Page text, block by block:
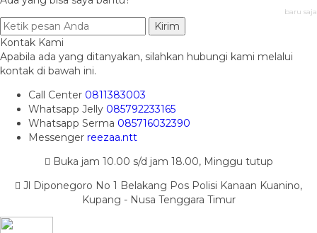
baru saja
Kirim
Kontak Kami
Apabila ada yang ditanyakan, silahkan hubungi kami melalui
kontak di bawah ini.
Call Center 0811383003
Whatsapp Jelly 085792233165
Whatsapp Serma 085716032390
Messenger reezaa.ntt
Buka jam 10.00 s/d jam 18.00, Minggu tutup
Jl Diponegoro No 1 Belakang Pos Polisi Kanaan Kuanino,
Kupang - Nusa Tenggara Timur